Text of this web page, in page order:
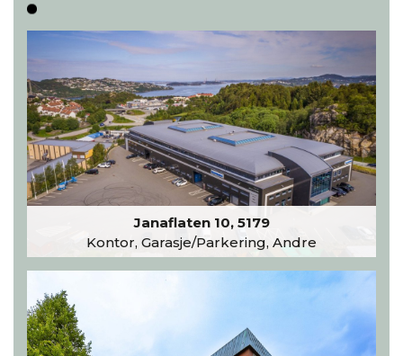
Janaflaten 10, 5179
Kontor, Garasje/Parkering, Andre